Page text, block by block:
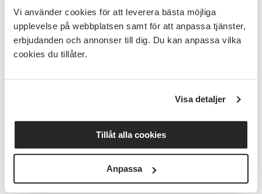
Vi använder cookies för att leverera bästa möjliga
upplevelse på webbplatsen samt för att anpassa tjänster,
erbjudanden och annonser till dig. Du kan anpassa vilka
cookies du tillåter.
Visa detaljer
Tillåt alla cookies
Anpassa
Innehåll
Vi träffas i SV:s lokaler och har olika teman på varje
träff:
- dricka brunn och sedan kurort och SPA,
- först jordbruk och textil sedan
- cykel- och verkstadsindustri.